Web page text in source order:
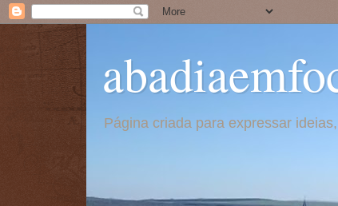
Página criada para expressar